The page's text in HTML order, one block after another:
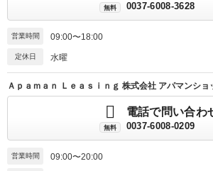
無料 0037-6008-3628
営業時間 09:00〜18:00
定休日 水曜
Ａｐａｍａｎ Ｌｅａｓｉｎｇ 株式会社 アパマンショ
無料
電話で問い合わ
0037-6008-0209
営業時間 09:00〜20:00